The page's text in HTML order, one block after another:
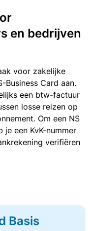
en bedrijven
voor zakelijke
Business Card aan.
een btw-factuur
losse reizen op
Om een NS
je een KvK-nummer
verifiëren
Basis